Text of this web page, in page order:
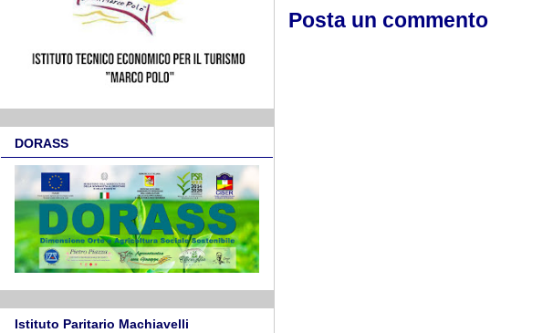
Posta un commento
DORASS
Istituto Paritario Machiavelli